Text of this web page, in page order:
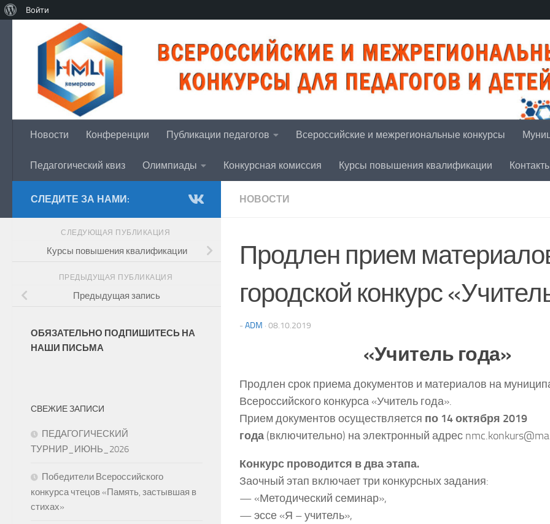
Войти
Перейти к содержимому
Новости Конференции Публикации педагогов Всероссийские и межрегиональные конкурсы
Педагогический квиз Олимпиады Конкурсная комиссия Курсы повышения квалификации
НОВОСТИ
Продлен прием
городской конкурс
- ADM · 08.10.2019
«Учитель года»
Продлен срок приема документов и материалов на
Всероссийского конкурса «Учитель года».
Прием документов осуществляется по 14 октября 2019
года (включительно) на электронный адрес
Конкурс проводится в два этапа.
Заочный этап включает три конкурсных задания:
— «Методический семинар»,
— эссе «Я – учитель»,
СЛЕДИТЕ ЗА НАМИ:
СЛЕДУЮЩАЯ ПУБЛИКАЦИЯ
Курсы повышения квалификации
ПРЕДЫДУЩАЯ ПУБЛИКАЦИЯ
Предыдущая запись
ОБЯЗАТЕЛЬНО ПОДПИШИТЕСЬ НА
НАШИ ПИСЬМА
СВЕЖИЕ ЗАПИСИ
ПЕДАГОГИЧЕСКИЙ
ТУРНИР_ИЮНЬ_2026
Победители Всероссийского
конкурса чтецов «Память, застывшая в
стихах»